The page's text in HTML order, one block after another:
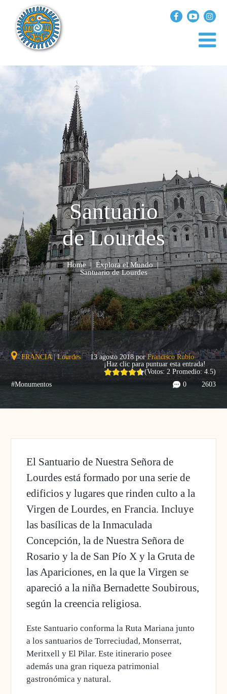
replica rolex air king watches
Santuario
de Lourdes
Home |Explora el Mundo |
Santuario de Lourdes
FRANCIA|Lourdes 13 agosto 2018porFrancisco Rubio
¡Haz clic para puntuar esta entrada!
(Votos: 2Promedio: 4.5)
#Monumentos
2603
0
El Santuario de Nuestra Señora de
Lourdes está formado por una serie de
edificios y lugares que rinden culto a la
Virgen de Lourdes, en Francia. Incluye
las basílicas de la Inmaculada
Concepción, la de Nuestra Señora de
Rosario y la de San Pío X y laGruta de
las Apariciones, en la que la Virgen se
apareció a la niñaBernadette Soubirous,
según la creencia religiosa.
Este Santuario conforma laRuta Mariana junto
a los santuarios de Torreciudad, Monserrat,
Meritxell y El Pilar. Este itinerario posee
además una gran riqueza patrimonial
gastronómica y natural.